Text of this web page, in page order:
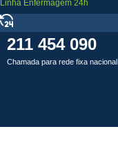
Linha Enfermagem 24h
211 454 090
Chamada para rede fixa nacional